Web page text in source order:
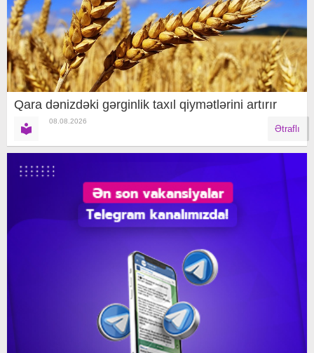
Qara dənizdəki gərginlik taxıl qiymətlərini artırır
08.08.2026
Ətraflı